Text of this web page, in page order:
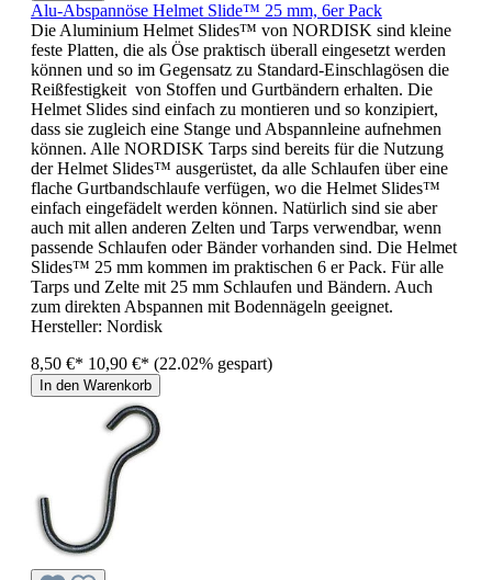
Alu-Abspannöse Helmet Slide™ 25 mm, 6er Pack
Die Aluminium Helmet Slides™ von NORDISK sind kleine
feste Platten, die als Öse praktisch überall eingesetzt werden
können und so im Gegensatz zu Standard-Einschlagösen die
Reißfestigkeit von Stoffen und Gurtbändern erhalten. Die
Helmet Slides sind einfach zu montieren und so konzipiert,
dass sie zugleich eine Stange und Abspannleine aufnehmen
können. Alle NORDISK Tarps sind bereits für die Nutzung
der Helmet Slides™ ausgerüstet, da alle Schlaufen über eine
flache Gurtbandschlaufe verfügen, wo die Helmet Slides™
einfach eingefädelt werden können. Natürlich sind sie aber
auch mit allen anderen Zelten und Tarps verwendbar, wenn
passende Schlaufen oder Bänder vorhanden sind. Die Helmet
Slides™ 25 mm kommen im praktischen 6 er Pack. Für alle
Tarps und Zelte mit 25 mm Schlaufen und Bändern. Auch
zum direkten Abspannen mit Bodennägeln geeignet.
Hersteller: Nordisk
8,50 €* 10,90 €* (22.02% gespart)
In den Warenkorb